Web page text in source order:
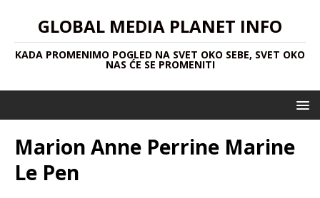
GLOBAL MEDIA PLANET INFO
KADA PROMENIMO POGLED NA SVET OKO SEBE, SVET OKO
NAS ĆE SE PROMENITI
Marion Anne Perrine Marine
Le Pen